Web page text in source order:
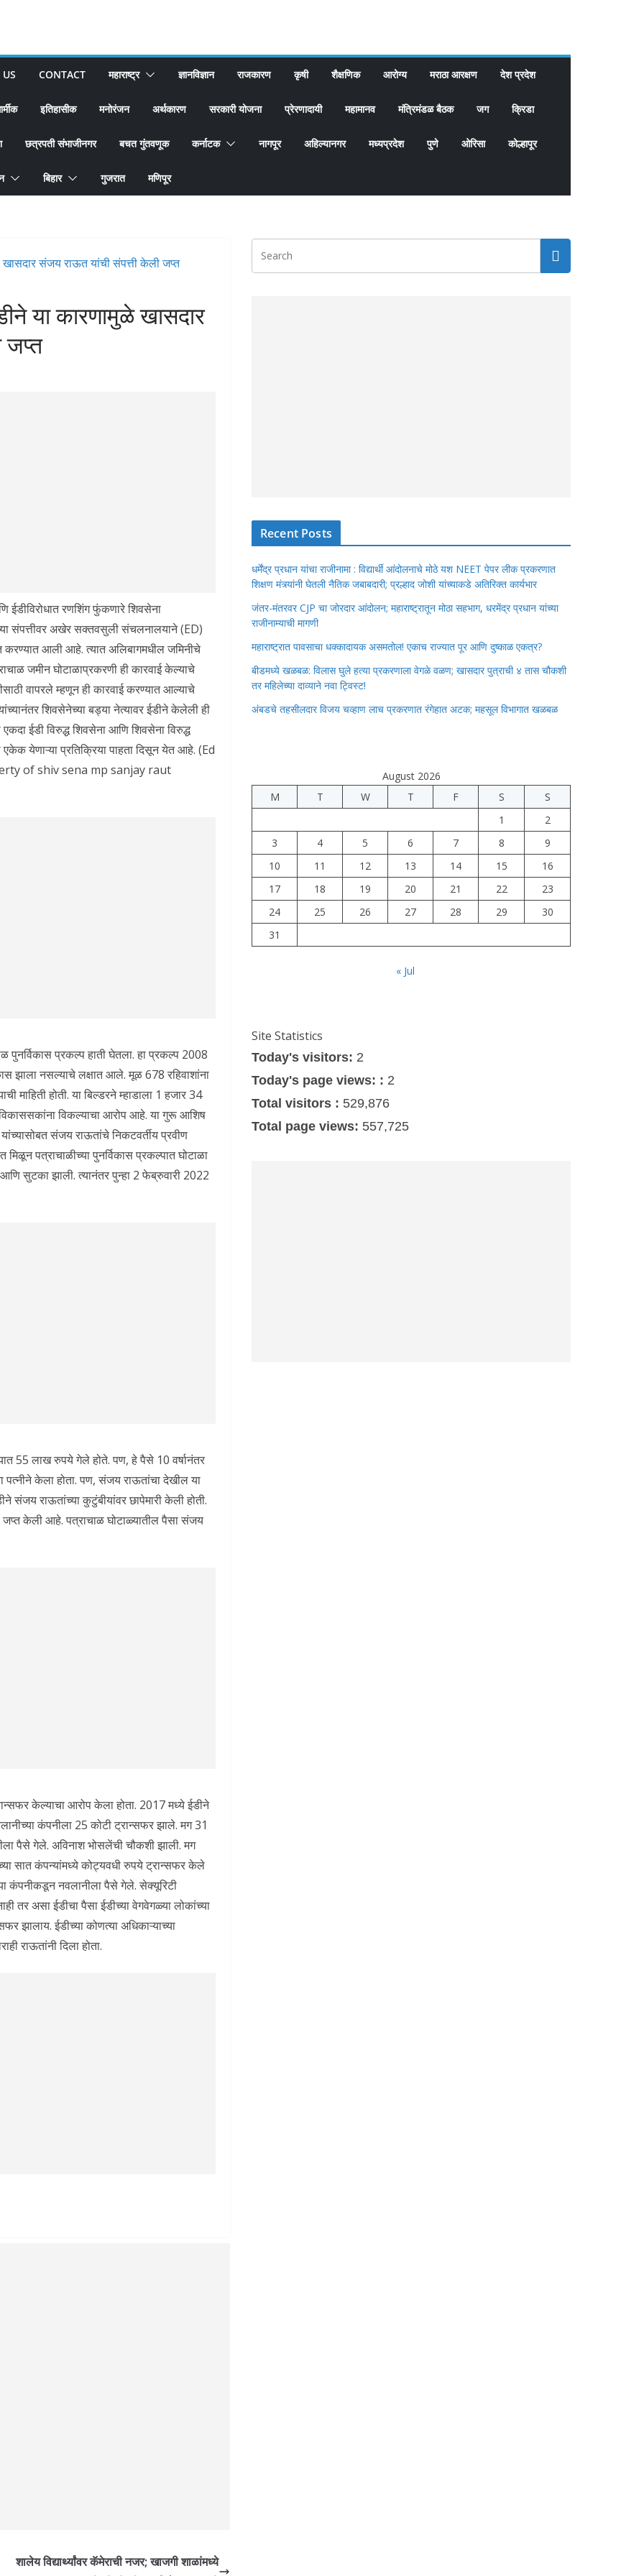
CONTACT महाराष्ट्र ज्ञानविज्ञान राजकारण कृषी शैक्षणिक आरोग्य मराठा आरक्षण देश प्रदेश
इतिहासीक मनोरंजन अर्थकारण सरकारी योजना प्रेरणादायी महामानव मंत्रिमंडळ बैठक जग क्रिडा
छत्रपती संभाजीनगर बचत गुंतवणूक कर्नाटक नागपूर अहिल्यानगर मध्यप्रदेश पुणे ओरिसा कोल्हापूर
बिहार गुजरात मणिपूर
या कारणामुळे खासदार
जप्त
रणशिंग फुंकणारे शिवसेना
संपत्तीवर अखेर सक्तवसुली संचलनालयाने (ED)
आली आहे. त्यात अलिबागमधील जमिनीचे
जमीन घोटाळाप्रकरणी ही कारवाई केल्याचे
वापरले म्हणून ही कारवाई करण्यात आल्याचे
शिवसेनेच्या बड्या नेत्यावर ईडीने केलेली ही
ईडी विरुद्ध शिवसेना आणि शिवसेना विरुद्ध
येणाऱ्या प्रतिक्रिया पाहता दिसून येत आहे. (Ed
of shiv sena mp sanjay raut
पुनर्विकास प्रकल्प हाती घेतला. हा प्रकल्प 2008
झाला नसल्याचे लक्षात आले. मूळ 678 रहिवाशांना
माहिती होती. या बिल्डरने म्हाडाला 1 हजार 34
विकल्याचा आरोप आहे. या गुरू आशिष
संजय राऊतांचे निकटवर्तीय प्रवीण
पत्राचाळीच्या पुनर्विकास प्रकल्पात घोटाळा
सुटका झाली. त्यानंतर पुन्हा 2 फेब्रुवारी 2022
55 लाख रुपये गेले होते. पण, हे पैसे 10 वर्षानंतर
केला होता. पण, संजय राऊतांचा देखील या
संजय राऊतांच्या कुटुंबीयांवर छापेमारी केली होती.
केली आहे. पत्राचाळ घोटाळ्यातील पैसा संजय
केल्याचा आरोप केला होता. 2017 मध्ये ईडीने
कंपनीला 25 कोटी ट्रान्सफर झाले. मग 31
पैसे गेले. अविनाश भोसलेंची चौकशी झाली. मग
सात कंपन्यांमध्ये कोट्यवधी रुपये ट्रान्सफर केले
कंपनीकडून नवलानीला पैसे गेले. सेक्यूरिटी
तर असा ईडीचा पैसा ईडीच्या वेगवेगळ्या लोकांच्या
झालाय. ईडीच्या कोणत्या अधिकाऱ्याच्या
राऊतांनी दिला होता.
शालेय विद्यार्थ्यांवर कॅमेराची नजर; खाजगी शाळांमध्ये
Recent Posts
धर्मेंद्र प्रधान यांचा राजीनामा : विद्यार्थी आंदोलनाचे मोठे यश NEET पेपर लीक प्रकरणात
शिक्षण मंत्र्यांनी घेतली नैतिक जबाबदारी; प्रल्हाद जोशी यांच्याकडे अतिरिक्त कार्यभार
जंतर-मंतरवर CJP चा जोरदार आंदोलन; महाराष्ट्रातून मोठा सहभाग, धरमेंद्र प्रधान यांच्या
राजीनाम्याची मागणी
महाराष्ट्रात पावसाचा धक्कादायक असमतोल! एकाच राज्यात पूर आणि दुष्काळ एकत्र?
बीडमध्ये खळबळ: विलास घुले हत्या प्रकरणाला वेगळे वळण; खासदार पुत्राची ४ तास चौकशी
तर महिलेच्या दाव्याने नवा ट्विस्ट!
अंबडचे तहसीलदार विजय चव्हाण लाच प्रकरणात रंगेहात अटक; महसूल विभागात खळबळ
August 2026
M
T W T F S
S
1
2
3
4 5 6 7 8
9
10
11 12 13 14 15
16
17
18 19 20 21 22
23
24
25 26 27 28 29
30
31
« Jul
Site Statistics
Today's visitors: 2
Today's page views: : 2
Total visitors : 529,876
Total page views: 557,725